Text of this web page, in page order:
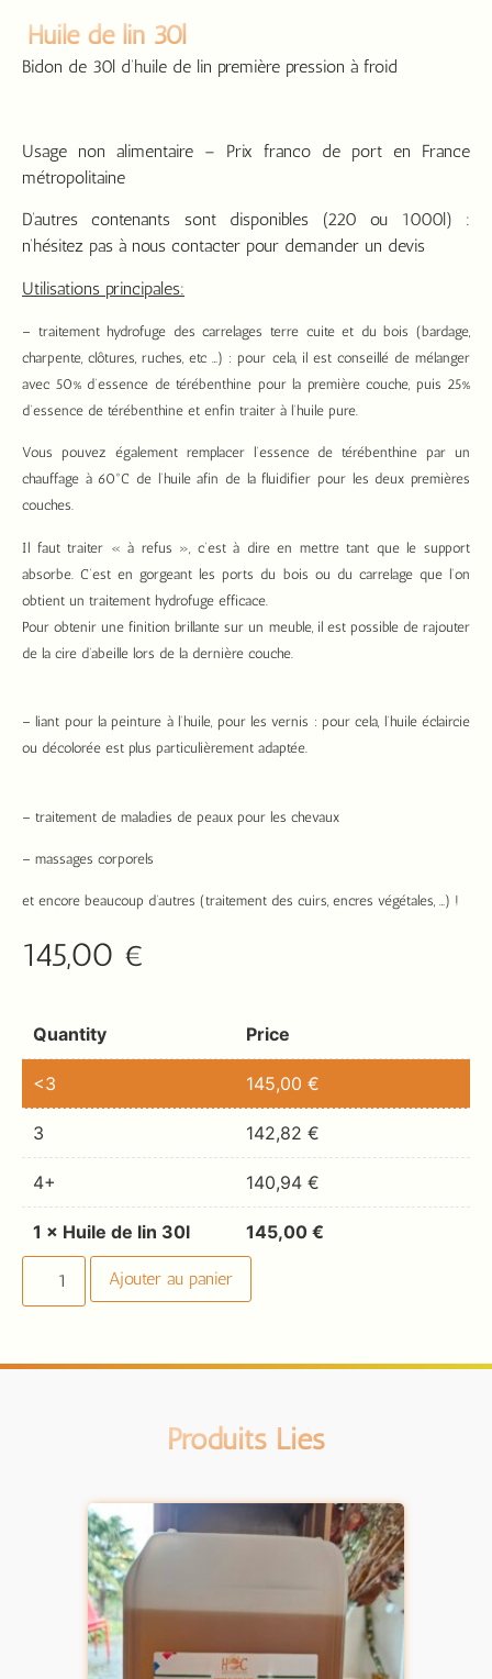
Huile de lin 30l
Bidon de 30l d’huile de lin première pression à froid
Usage non alimentaire – Prix franco de port en France
métropolitaine
D’autres contenants sont disponibles (220 ou 1000l) :
n’hésitez pas à nous contacter pour demander un devis
Utilisations principales:
– traitement hydrofuge des carrelages terre cuite et du bois (bardage,
charpente, clôtures, ruches, etc …) : pour cela, il est conseillé de mélanger
avec 50% d’essence de térébenthine pour la première couche, puis 25%
d’essence de térébenthine et enfin traiter à l’huile pure.
Vous pouvez également remplacer l’essence de térébenthine par un
chauffage à 60°C de l’huile afin de la fluidifier pour les deux premières
couches.
Il faut traiter « à refus », c’est à dire en mettre tant que le support
absorbe. C’est en gorgeant les ports du bois ou du carrelage que l’on
obtient un traitement hydrofuge efficace.
Pour obtenir une finition brillante sur un meuble, il est possible de rajouter
de la cire d’abeille lors de la dernière couche.
– liant pour la peinture à l’huile, pour les vernis : pour cela, l’huile éclaircie
ou décolorée est plus particulièrement adaptée.
– traitement de maladies de peaux pour les chevaux
– massages corporels
et encore beaucoup d’autres (traitement des cuirs, encres végétales, …) !
145,00 €
Quantity Price
<3 145,00 €
3 142,82 €
4+ 140,94 €
1 × Huile de lin 30l 145,00 €
Ajouter au panier
Produits Liés